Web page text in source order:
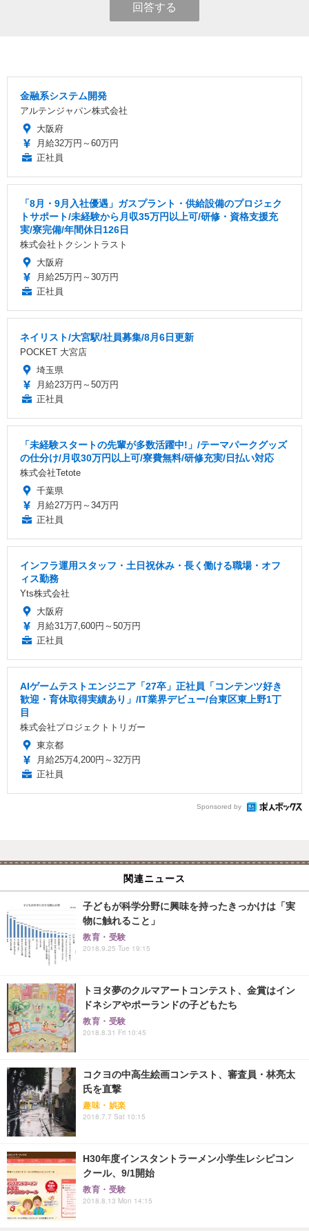
回答する
金融系システム開発
アルテンジャパン株式会社
大阪府
月給32万円～60万円
正社員
「8月・9月入社優遇」ガスプラント・供給設備のプロジェク
トサポート/未経験から月収35万円以上可/研修・資格支援充
実/寮完備/年間休日126日
株式会社トクシントラスト
大阪府
月給25万円～30万円
正社員
ネイリスト/大宮駅/社員募集/8月6日更新
POCKET 大宮店
埼玉県
月給23万円～50万円
正社員
「未経験スタートの先輩が多数活躍中!」/テーマパークグッズ
の仕分け/月収30万円以上可/寮費無料/研修充実/日払い対応
株式会社Tetote
千葉県
月給27万円～34万円
正社員
インフラ運用スタッフ・土日祝休み・長く働ける職場・オフ
ィス勤務
Yts株式会社
大阪府
月給31万7,600円～50万円
正社員
AIゲームテストエンジニア「27卒」正社員「コンテンツ好き
歓迎・育休取得実績あり」/IT業界デビュー/台東区東上野1丁
目
株式会社プロジェクトトリガー
東京都
月給25万4,200円～32万円
正社員
Sponsored by
関連ニュース
子どもが科学分野に興味を持ったきっかけは「実
物に触れること」
教育・受験
2018.9.25 Tue 19:15
トヨタ夢のクルマアートコンテスト、金賞はイン
ドネシアやポーランドの子どもたち
教育・受験
2018.8.31 Fri 10:45
コクヨの中高生絵画コンテスト、審査員・林亮太
氏を直撃
趣味・娯楽
2018.7.7 Sat 10:15
H30年度インスタントラーメン小学生レシピコン
クール、9/1開始
教育・受験
2018.8.13 Mon 14:15